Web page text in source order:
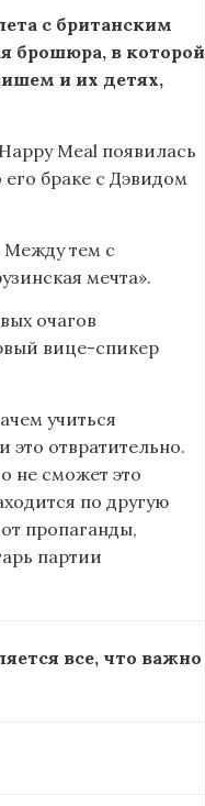
с британским
брошюра, в которой
и их детях,
Meal появилась
браке с Дэвидом
Между тем с
мечта».
очагов
вице-спикер
учиться
это отвратительно.
не сможет это
по другую
пропаганды,
партии
все, что важно